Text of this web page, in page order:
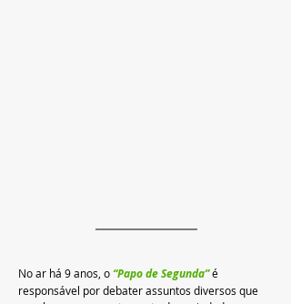
No ar há 9 anos, o “Papo de Segunda” é
responsável por debater assuntos diversos que